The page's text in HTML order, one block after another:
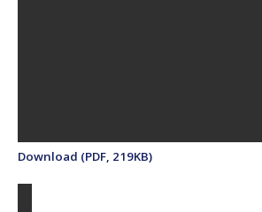
Download (PDF, 219KB)